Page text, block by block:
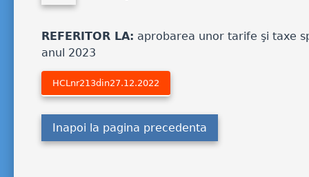
REFERITOR LA: aprobarea unor tarife şi taxe
anul 2023
HCLnr213din27.12.2022
Inapoi la pagina precedenta